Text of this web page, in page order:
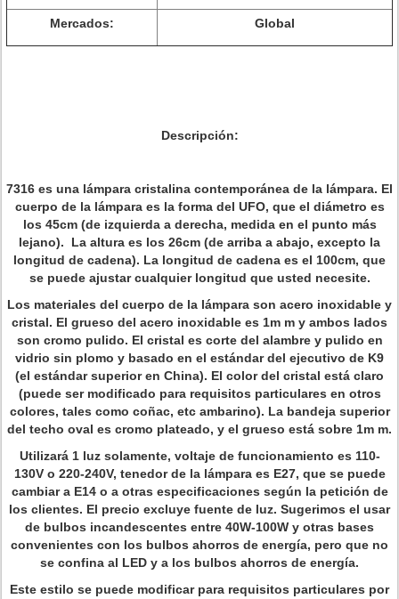
Mercados: Global
Descripción:
7316 es una lámpara cristalina contemporánea de la lámpara. El
cuerpo de la lámpara es la forma del UFO, que el diámetro es
los 45cm (de izquierda a derecha, medida en el punto más
lejano). La altura es los 26cm (de arriba a abajo, excepto la
longitud de cadena). La longitud de cadena es el 100cm, que
se puede ajustar cualquier longitud que usted necesite.
Los materiales del cuerpo de la lámpara son acero inoxidable y
cristal. El grueso del acero inoxidable es 1m m y ambos lados
son cromo pulido. El cristal es corte del alambre y pulido en
vidrio sin plomo y basado en el estándar del ejecutivo de K9
(el estándar superior en China). El color del cristal está claro
(puede ser modificado para requisitos particulares en otros
colores, tales como coñac, etc ambarino). La bandeja superior
del techo oval es cromo plateado, y el grueso está sobre 1m m.
Utilizará 1 luz solamente, voltaje de funcionamiento es 110-
130V o 220-240V, tenedor de la lámpara es E27, que se puede
cambiar a E14 o a otras especificaciones según la petición de
los clientes. El precio excluye fuente de luz. Sugerimos el usar
de bulbos incandescentes entre 40W-100W y otras bases
convenientes con los bulbos ahorros de energía, pero que no
se confina al LED y a los bulbos ahorros de energía.
Este estilo se puede modificar para requisitos particulares por